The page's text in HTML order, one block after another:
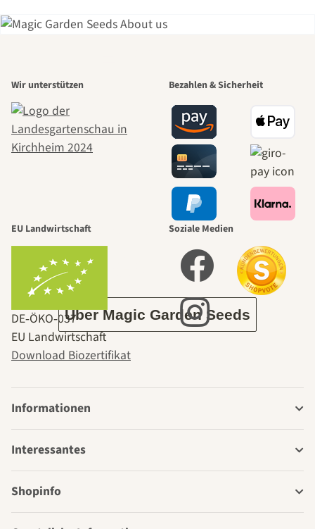
Geschenkset
schönsten
Wege zu uns
selbst führt
durch den
Garten
Über Magic Garden Seeds
Wir unterstützen Bezahlen & Sicherheit
EU Landwirtschaft
DE‑ÖKO‑037
EU Landwirtschaft
Download Biozertifikat
Soziale Medien
Informationen
Interessantes
Shopinfo